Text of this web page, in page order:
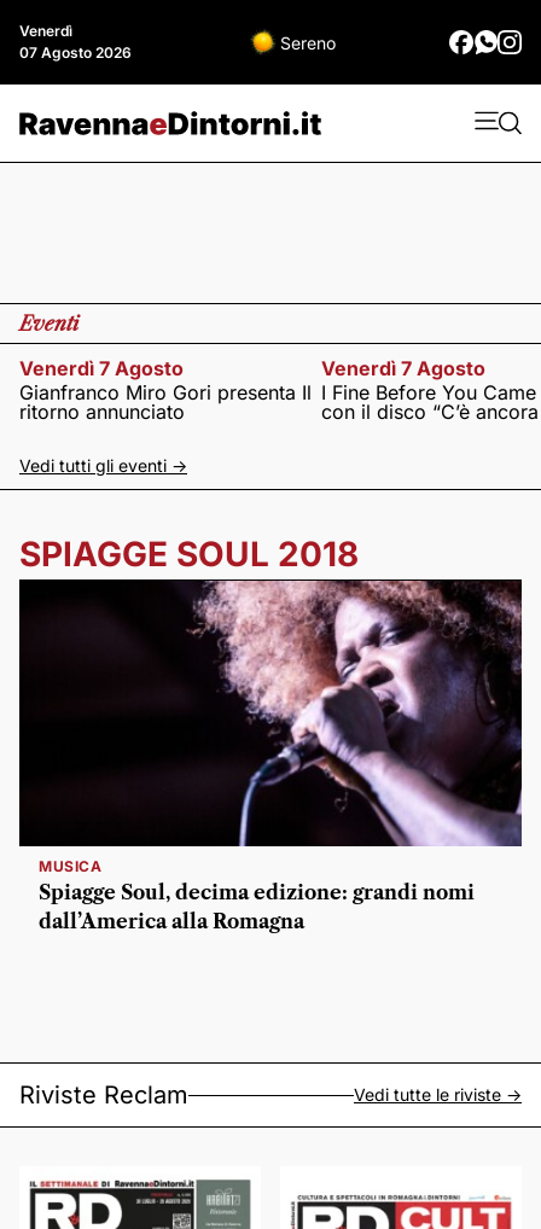
Venerdì
07 Agosto 2026
Sereno
Eventi
Venerdì 7 Agosto
Gianfranco Miro Gori presenta Il
ritorno annunciato
Venerdì 7 Agosto
I Fine Before You
con il disco “C’è
Vedi tutti gli eventi ->
SPIAGGE SOUL 2018
MUSICA
Spiagge Soul, decima edizione: grandi nomi
dall’America alla Romagna
Riviste Reclam Vedi tutte le riviste ->